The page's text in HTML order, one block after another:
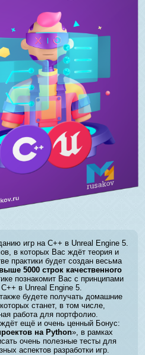
игр на C++ в Unreal Engine 5.
в которых Вас ждёт теория и
практики будет создан весьма
5000 строк качественного
познакомит Вас с принципами
в Unreal Engine 5.
будете получать домашние
станет, в том числе,
работа для портфолио.
ещё и очень ценный Бонус:
на Python», в рамках
очень полезные тесты для
аспектов разработки игр.